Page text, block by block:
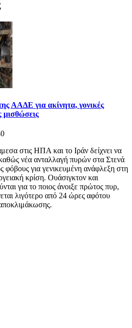
ΑΑΔΕ για ακίνητα, γονικές
μισθώσεις
στις ΗΠΑ και το Ιράν δείχνει να
νέα ανταλλαγή πυρών στα Στενά
για γενικευμένη ανάφλεξη στη
κρίση. Ουάσιγκτον και
για το ποιος άνοιξε πρώτος πυρ,
λιγότερο από 24 ώρες αφότου
αποκλιμάκωσης.